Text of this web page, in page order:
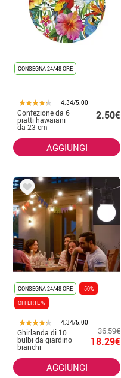
CONSEGNA 24/48 ORE
4.34/5.00
Confezione da 6
piatti hawaiani
da 23 cm
2.50€
AGGIUNGI
CONSEGNA 24/48 ORE
-50%
OFFERTE %
4.34/5.00
Ghirlanda di 10
bulbi da giardino
bianchi
36.59€
18.29€
AGGIUNGI